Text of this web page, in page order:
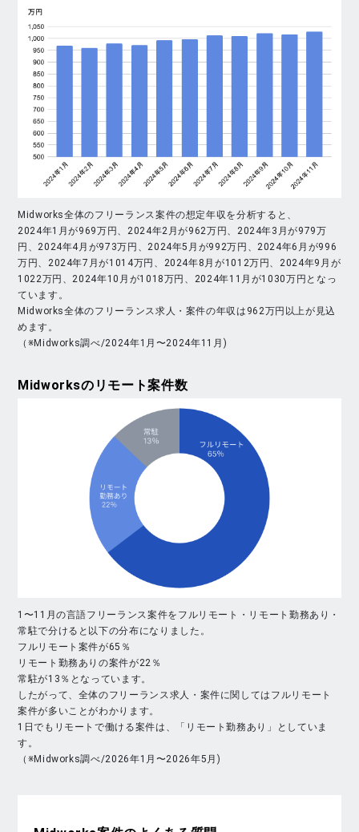
Midworks全体のフリーランス案件の想定年収を分析すると、
2024年1月が969万円、2024年2月が962万円、2024年3月が979万
円、2024年4月が973万円、2024年5月が992万円、2024年6月が996
万円、2024年7月が1014万円、2024年8月が1012万円、2024年9月が
1022万円、2024年10月が1018万円、2024年11月が1030万円となっ
ています。
Midworks全体のフリーランス求人・案件の年収は962万円以上が見込
めます。
（※Midworks調べ/2024年1月〜2024年11月)
Midworksのリモート案件数
1〜11月の言語フリーランス案件をフルリモート・リモート勤務あり・
常駐で分けると以下の分布になりました。
フルリモート案件が65％
リモート勤務ありの案件が22％
常駐が13％となっています。
したがって、全体のフリーランス求人・案件に関してはフルリモート
案件が多いことがわかります。
1日でもリモートで働ける案件は、「リモート勤務あり」としていま
す。
（※Midworks調べ/2026年1月〜2026年5月)